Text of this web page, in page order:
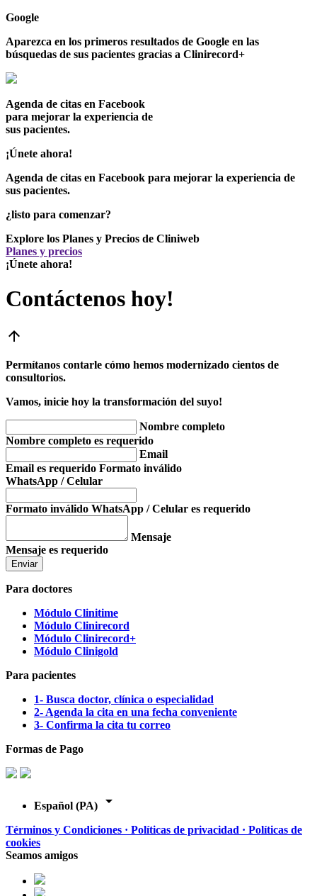
Google
Aparezca en los primeros resultados de Google en las
búsquedas de sus pacientes gracias a Clinirecord+
Agenda de citas en Facebook
para mejorar la experiencia de
sus pacientes.
¡Únete ahora!
Agenda de citas en Facebook para mejorar la experiencia de
sus pacientes.
¿listo para comenzar?
Explore los Planes y Precios de Cliniweb
Planes y precios
¡Únete ahora!
Contáctenos hoy!
arrow_upward
Permítanos contarle cómo hemos modernizado cientos de
consultorios.
Vamos, inicie hoy la transformación del suyo!
Nombre completo
Nombre completo es requerido
Email
Email es requerido Formato inválido
WhatsApp / Celular
Formato inválido WhatsApp / Celular es requerido
Mensaje
Mensaje es requerido
Enviar
Para doctores
Módulo Clinitime
Módulo Clinirecord
Módulo Clinirecord+
Módulo Clinigold
Para pacientes
1- Busca doctor, clínica o especialidad
2- Agenda la cita en una fecha conveniente
3- Confirma la cita tu correo
Formas de Pago
Español (PA) arrow_drop_down
Términos y Condiciones · Políticas de privacidad · Políticas de
cookies
Seamos amigos